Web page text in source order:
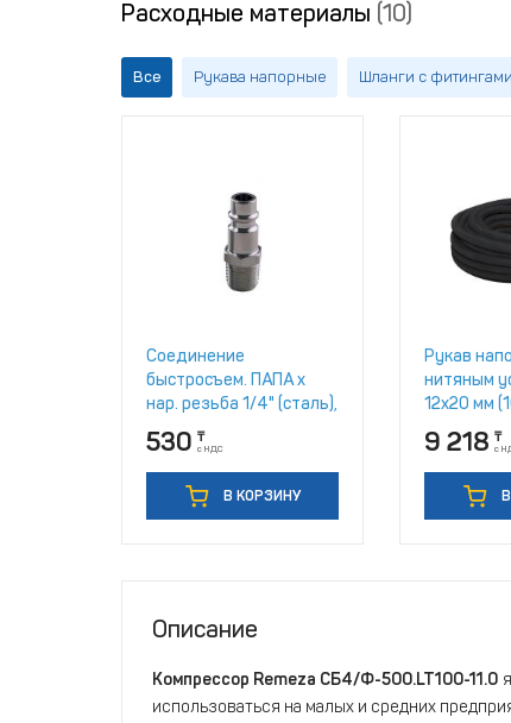
Расходные материалы (10)
Все Рукава напорные Шланги с фитингами
Соединение
быстросъем. ПАПА х
нар. резьба 1/4" (сталь),
ECO (AS-M/MT14)
530 ₸
с НДС
В КОРЗИНУ
Рукав
нитяным
12х20 мм
10362-2017
9 218 ₸
с
Описание
Компрессор Remeza СБ4/Ф-500.LT100-11.0
использоваться на малых и средних